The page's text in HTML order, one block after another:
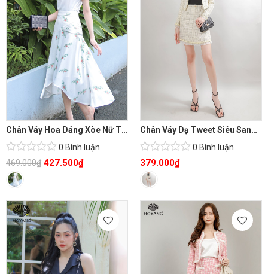
Chân Váy Hoa Dáng Xòe Nữ Tính
0 Bình luận
469.000₫ 427.500₫
Chân Váy Dạ Tweet Siêu Sang Chảnh
0 Bình luận
379.000₫